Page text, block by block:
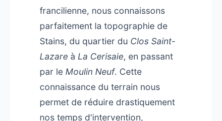
francilienne, nous connaissons
parfaitement la topographie de
Stains, du quartier du Clos Saint-
Lazare à La Cerisaie, en passant
par le Moulin Neuf. Cette
connaissance du terrain nous
permet de réduire drastiquement
nos temps d'intervention,